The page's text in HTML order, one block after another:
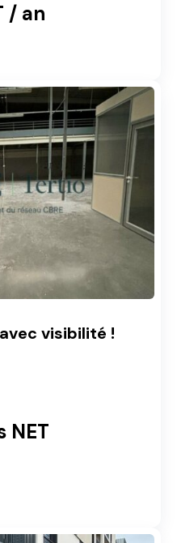
/ an
visibilité !
NET